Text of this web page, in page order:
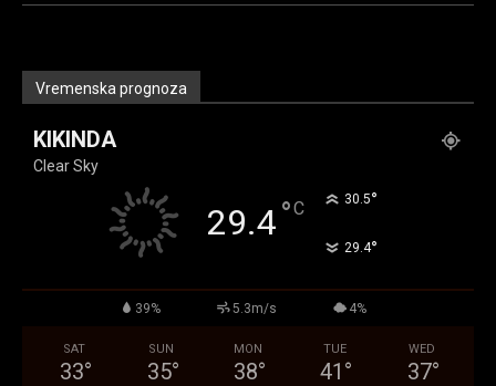
Vremenska prognoza
KIKINDA
Clear Sky
29.4°C 30.5°
29.4°
39% 5.3m/s 4%
SAT
33°
SUN
35°
MON
38°
TUE
41 °
WED
37°